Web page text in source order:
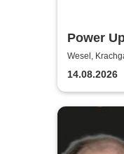
Power
Wesel,
14.08.2026